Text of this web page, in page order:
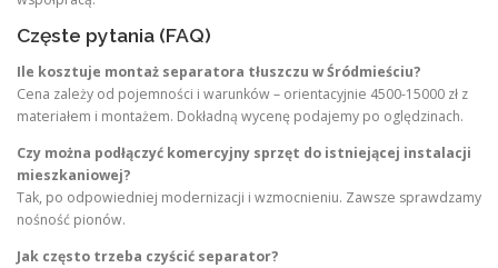
Częste pytania (FAQ)
Ile kosztuje montaż separatora tłuszczu w Śródmieściu?
Cena zależy od pojemności i warunków – orientacyjnie 4500-15000 zł z
materiałem i montażem. Dokładną wycenę podajemy po oględzinach.
Czy można podłączyć komercyjny sprzęt do istniejącej instalacji
mieszkaniowej?
Tak, po odpowiedniej modernizacji i wzmocnieniu. Zawsze sprawdzamy
nośność pionów.
Jak często trzeba czyścić separator?